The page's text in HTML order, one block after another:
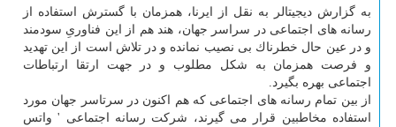
به گزارش دیجیتالر به نقل از ایرنا، همزمان با گسترش استفاده از
رسانه های اجتماعی در سراسر جهان، هند هم از این فناوریِ سودمند
و در عین حال خطرناك بی نصیب نمانده و در تلاش است از این تهدید
و فرصت همزمان به شكل مطلوب و در جهت ارتقا ارتباطات
اجتماعی بهره بگیرد.
از بین تمام رسانه های اجتماعی كه هم اكنون در سرتاسر جهان مورد
استفاده مخاطبین قرار می گیرند، شركت رسانه اجتماعی ' واتس